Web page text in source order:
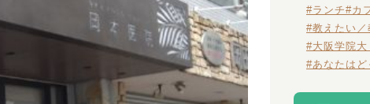
#ランチ#カ
#教えたい
#大阪学院大
#あなたはど